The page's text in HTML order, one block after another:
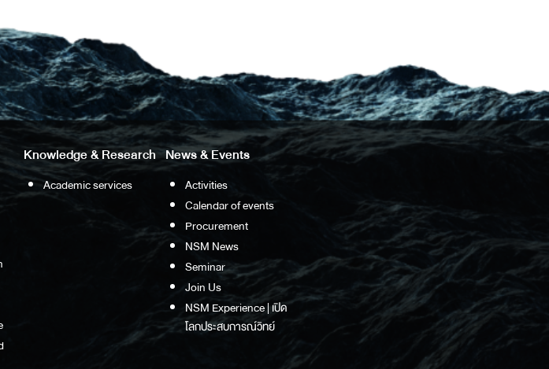
Knowledge & Research
Academic services
News & Events
Activities
Calendar of events
Procurement
NSM News
Seminar
Join Us
NSM Experience | เปิด
โลกประสบการณ์วิทย์